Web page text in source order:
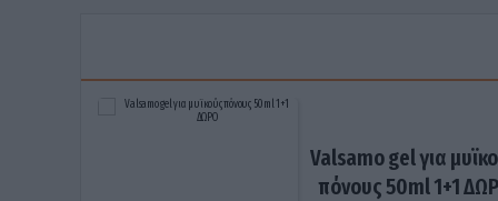
Valsamo gel για
πόνους 50ml 1+1